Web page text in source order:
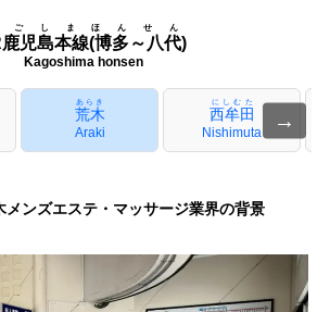
児島本線(博多～八代)
ごしまほんせん
Kagoshima honsen
荒木
あらき
Araki
西牟田
にしむた
Nishimuta
→
メンズエステ・マッサージ業界の背景